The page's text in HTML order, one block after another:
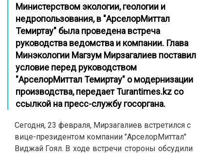
Министерством экологии, геологии и
недропользования, в "АрселорМиттал
Темиртау" была проведена встреча
руководства ведомства и компании. Глава
Минэкологии Магзум Мирзагалиев поставил
условие перед руководством
"АрселорМиттал Темиртау" о модернизации
производства, передаетTurantimes.kz со
ссылкой на пресс-службу госоргана.
Сегодня, 23 февраля, Мирзагалиев встретился с
вице-президентом компании "АрселорМиттал"
Виджай Гоял. В ходе встречи стороны обсудили